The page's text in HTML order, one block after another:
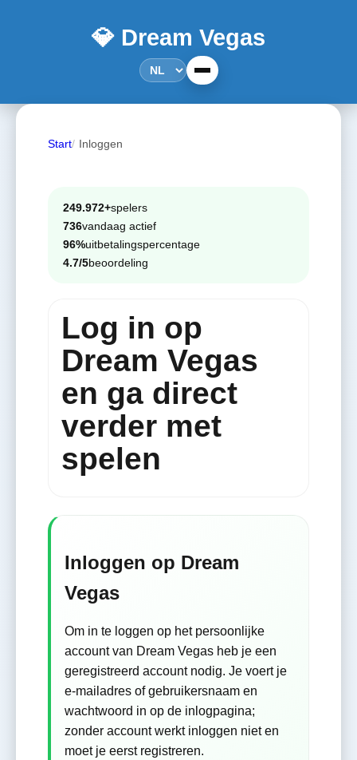
💎 Dream Vegas
Start Inloggen
249.972+spelers
736vandaag actief
96%uitbetalingspercentage
4.7/5beoordeling
Log in op
Dream Vegas
en ga direct
verder met
spelen
Inloggen op Dream
Vegas
Om in te loggen op het persoonlijke
account van Dream Vegas heb je een
geregistreerd account nodig. Je voert je
e-mailadres of gebruikersnaam en
wachtwoord in op de inlogpagina;
zonder account werkt inloggen niet en
moet je eerst registreren.